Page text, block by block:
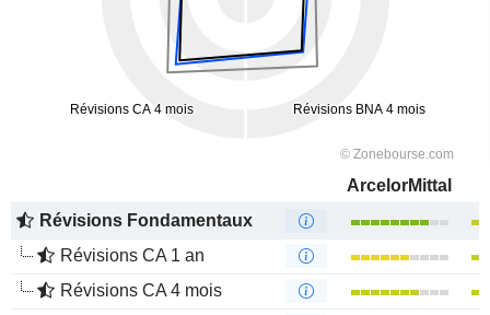
ArcelorMittal
Révisions Fondamentaux
Révisions CA 1 an
Révisions CA 4 mois